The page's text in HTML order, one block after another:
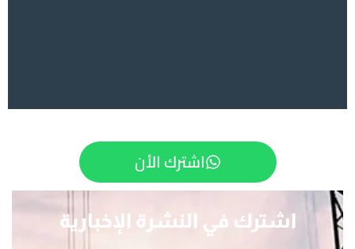
اشترك الأن
اشترك في النشرة الإخبارية